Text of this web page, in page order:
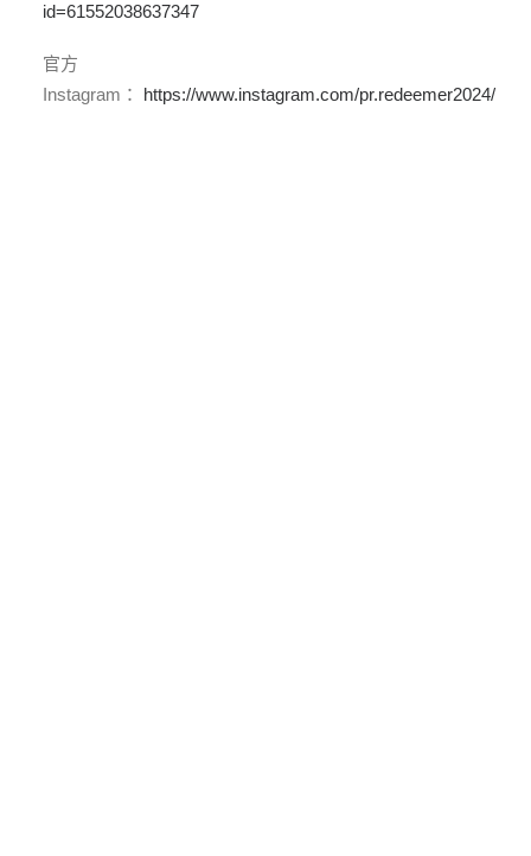
id=61552038637347
官方
Instagram： https://www.instagram.com/pr.redeemer2024/